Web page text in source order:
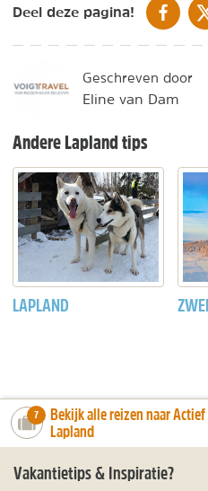
Deel deze pagina! DELEN
Geschreven door
Eline van Dam
Andere Lapland tips
LAPLAND
number_of_trips:
7
Bekijk alle reizen naar
Lapland
Vakantietips & Inspiratie?